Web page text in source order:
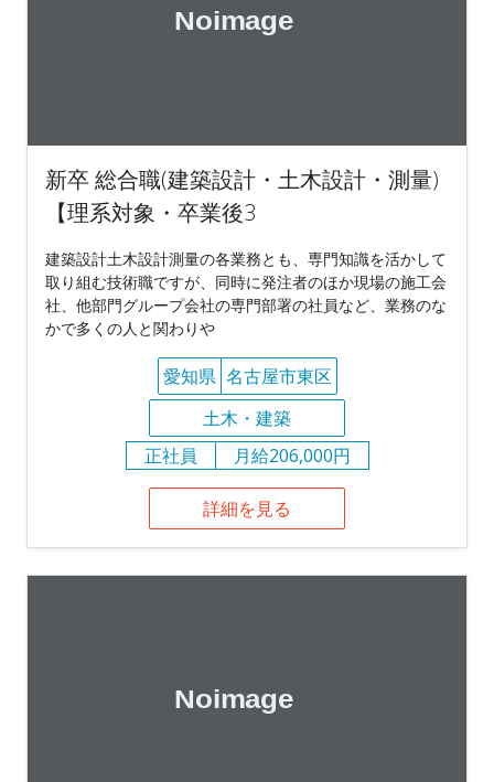
新卒 総合職(建築設計・土木設計・測量)
【理系対象・卒業後3
建築設計土木設計測量の各業務とも、専門知識を活かして
取り組む技術職ですが、同時に発注者のほか現場の施工会
社、他部門グループ会社の専門部署の社員など、業務のな
かで多くの人と関わりや
愛知県 名古屋市東区
土木・建築
正社員
月給206,000円
詳細を見る